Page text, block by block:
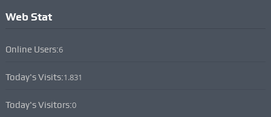
Web Stat
Online Users:6
Today's Visits:1.831
Today's Visitors:0